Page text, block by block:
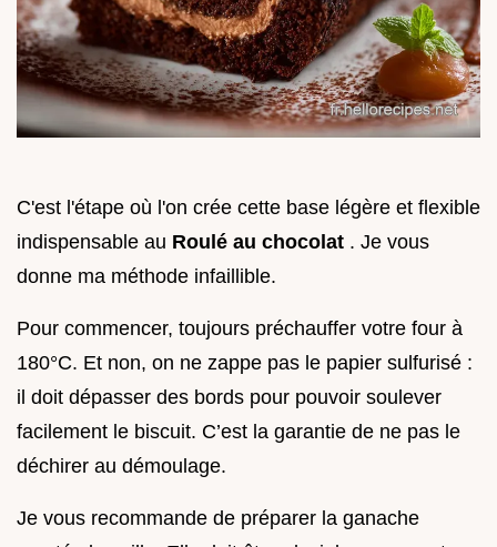
C'est l'étape où l'on crée cette base légère et flexible
indispensable au Roulé au chocolat . Je vous
donne ma méthode infaillible.
Pour commencer, toujours préchauffer votre four à
180°C. Et non, on ne zappe pas le papier sulfurisé :
il doit dépasser des bords pour pouvoir soulever
facilement le biscuit. C’est la garantie de ne pas le
déchirer au démoulage.
Je vous recommande de préparer la ganache